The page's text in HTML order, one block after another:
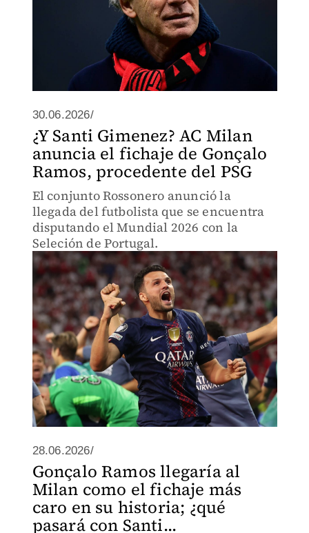
30.06.2026/
¿Y Santi Gimenez? AC Milan
anuncia el fichaje de Gonçalo
Ramos, procedente del PSG
El conjunto Rossonero anunció la
llegada del futbolista que se encuentra
disputando el Mundial 2026 con la
Seleción de Portugal.
28.06.2026/
Gonçalo Ramos llegaría al
Milan como el fichaje más
caro en su historia; ¿qué
pasará con Santi...